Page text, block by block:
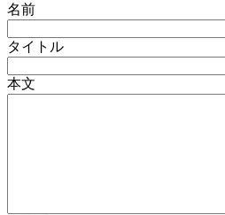
名前
タイトル
本文